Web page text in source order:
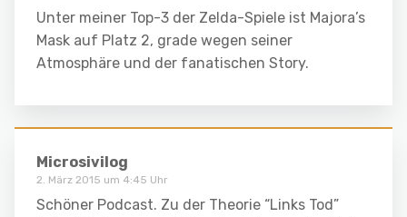
Unter meiner Top-3 der Zelda-Spiele ist Majora’s
Mask auf Platz 2, grade wegen seiner
Atmosphäre und der fanatischen Story.
Microsivilog
2. März 2015 um 4:45 Uhr
Schöner Podcast. Zu der Theorie “Links Tod”